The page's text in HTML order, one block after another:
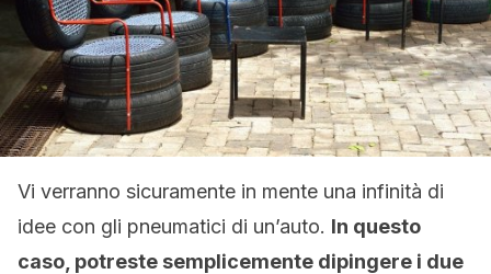
Vi verranno sicuramente in mente una infinità di
idee con gli pneumatici di un’auto. In questo
caso, potreste semplicemente dipingere i due